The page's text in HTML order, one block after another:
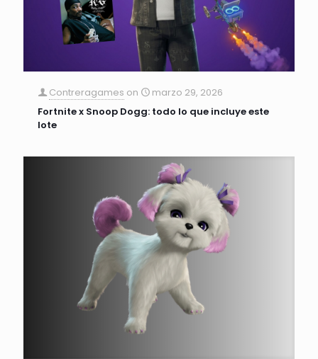
Contreragames on
marzo 29, 2026
Fortnite x Snoop Dogg: todo lo que incluye este
lote